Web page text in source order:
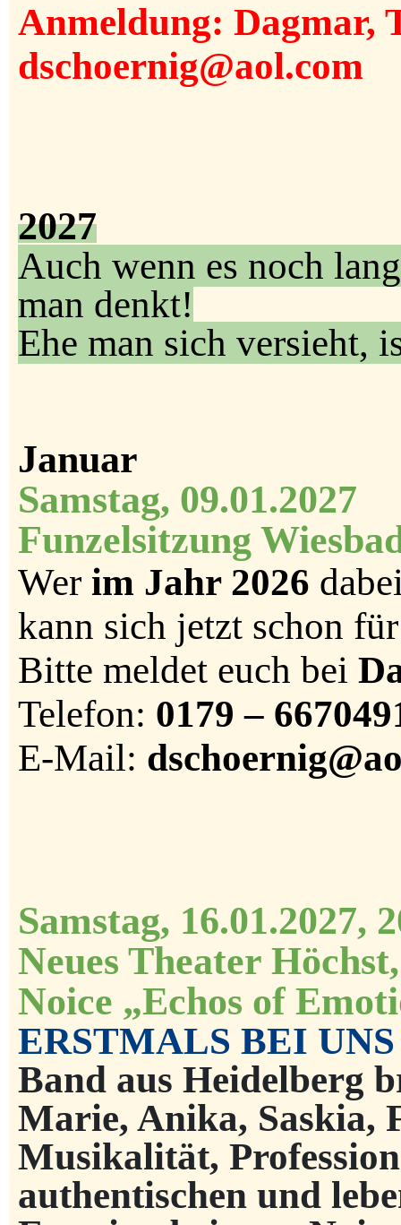
Anmeldung: Dagmar,
dschoernig@aol.com
2027
Auch wenn es noch
man denkt!
Ehe man sich versieht,
Januar
Samstag, 09.01.2027
Funzelsitzung
Wer im Jahr 2026
kann sich jetzt schon
Bitte meldet euch bei
Telefon: 0179 –
E-Mail:
Samstag, 16.01.2027,
Neues Theater Höchst,
Noice „Echos of
ERSTMALS BEI
Band aus Heidelberg
Marie, Anika, Saskia,
Musikalität,
authentischen und